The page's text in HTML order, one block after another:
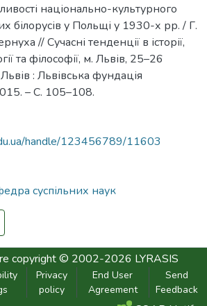
національно-культурного
білорусів у Польщі у 1930-х рр. / Г.
// Сучасні тенденції в історії,
та філософії, м. Львів, 25–26
: Львівська фундація
– С. 105–108.
handle/123456789/11603
суспільних наук
copyright © 2002-2026 LYRASIS
Privacy
policy
End User
Agreement
Send
Feedback